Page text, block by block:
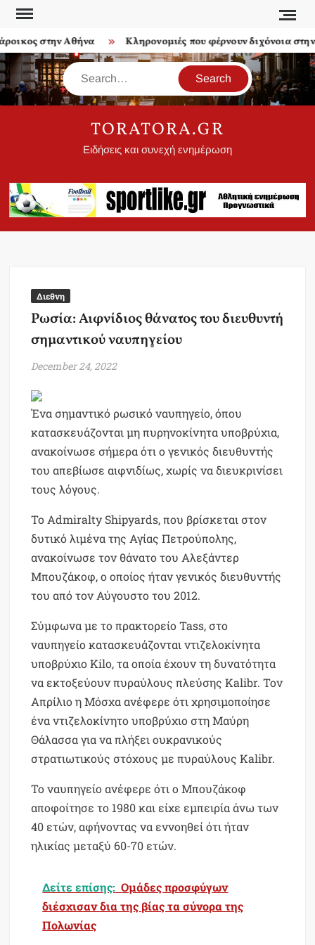
Skip
contentστην Αθήνα Κληρονομιές που φέρνουν διχόνοια στην
Search
TORATORA.GR
Ειδήσεις και συνεχή ενημέρωση
Διεθνη
Ρωσία: Αιφνίδιος θάνατος του διευθυντή
σημαντικού ναυπηγείου
December 24, 2022
Ένα σημαντικό ρωσικό ναυπηγείο, όπου
κατασκευάζονται μη πυρηνοκίνητα υποβρύχια,
ανακοίνωσε σήμερα ότι ο γενικός διευθυντής
του απεβίωσε αιφνιδίως, χωρίς να διευκρινίσει
τους λόγους.
Το Admiralty Shipyards, που βρίσκεται στον
δυτικό λιμένα της Αγίας Πετρούπολης,
ανακοίνωσε τον θάνατο του Αλεξάντερ
Μπουζάκοφ, ο οποίος ήταν γενικός διευθυντής
του από τον Αύγουστο του 2012.
Σύμφωνα με το πρακτορείο Tass, στο
ναυπηγείο κατασκευάζονται ντιζελοκίνητα
υποβρύχιο Kilo, τα οποία έχουν τη δυνατότητα
να εκτοξεύουν πυραύλους πλεύσης Kalibr. Τον
Απρίλιο η Μόσχα ανέφερε ότι χρησιμοποίησε
ένα ντιζελοκίνητο υποβρύχιο στη Μαύρη
Θάλασσα για να πλήξει ουκρανικούς
στρατιωτικούς στόχους με πυραύλους Kalibr.
Το ναυπηγείο ανέφερε ότι ο Μπουζάκοφ
αποφοίτησε το 1980 και είχε εμπειρία άνω των
40 ετών, αφήνοντας να εννοηθεί ότι ήταν
ηλικίας μεταξύ 60-70 ετών.
Δείτε επίσης: Ομάδες προσφύγων
διέσχισαν δια της βίας τα σύνορα της
Πολωνίας